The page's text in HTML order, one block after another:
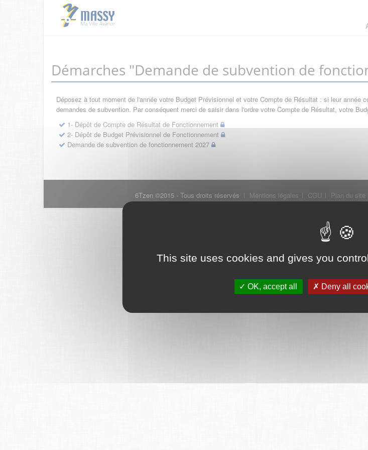
Démarches "Demande de subvention de
Déposez à tout moment de l'année votre Budget Prévisionnel et votre Compte de Résultat : si leur
demandes de subvention. Par conséquent merci de saisir dans l'ordre votre Compte de Résultat, votre
1- Dépôt de Compte de Résultat de Fonctionnement
2- Dépôt de Budget Prévisionnel de Fonctionnement
Demande de subvention de fonctionnement 2027
6Tzen ©2015 - Tous droits réservés Mentions légales CGU Plan du site
This site uses cookies and gives you
OK, accept all Deny all